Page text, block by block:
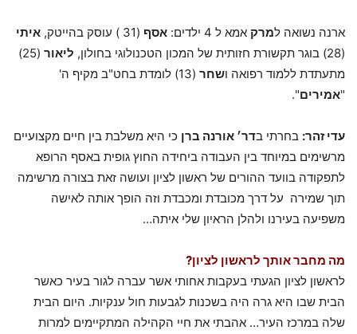
ארנה נשואה למרק אמא ל 4 ילדים: אסף (31 ) עוסק בהייטק,
איתי
(28) בוגר תקשורת חזותית של המכון הטכנולוגי בחולון,
ליאור
(25)
מתעתדת ללמוד רפואה ושחר
(13) לומדת בחט"ב מקיף ה'
"אמירים".
עדי זהר: בחרתי בדר׳ אורנה ברן כי היא משלבת בין חיים מקצועיים
מרשימים במיוחד בין העבודה ביחידה החוץ גופית באסף הרופא
לתפקודה בוועד ההורים של ראשון לציון ועושה זאת בצורה מרשימה
תוך שמירה על דרך מכובדת ומכבדת וזה הופך אותה לאישה
משפיעה בעירנו ולהלן הראיון שלי איתה…
מה מחבר אותך לראשון לציון?
לראשון לציון הגעתי בעקבות אחותי אשר עברה לגור בעיר כאשר
הבית שבו היא גרה היה בשכנות לגבעות חול ענקיות. היום הבית
שלה במרכז העיר… אהבתי את חיי הקהילה המתקיימים למרות